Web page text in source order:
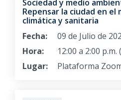
Sociedad y medio
Repensar la ciudad en el
climática y sanitaria
Fecha:
09 de Julio de
Hora:
12:00 a 2:00 p.m.
Lugar:
Plataforma